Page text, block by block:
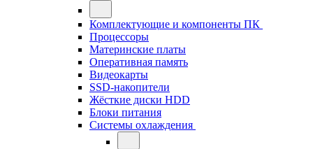
Комплектующие и компоненты ПК
Процессоры
Материнские платы
Оперативная память
Видеокарты
SSD-накопители
Жёсткие диски HDD
Блоки питания
Системы охлаждения